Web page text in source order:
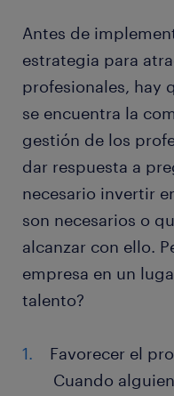
Antes de
estrategia para
profesionales, hay
se encuentra la
gestión de los
dar respuesta a
necesario invertir
son necesarios o
alcanzar con ello.
empresa en un
talento?
Favorecer el
Cuando